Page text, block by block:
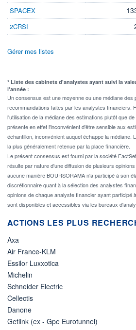
SPACEX
2CRSI
Gérer mes listes
* Liste des cabinets d'analystes ayant suivi la
l'année :
Un consensus est une moyenne ou une médiane des
recommandations faites par les analystes financiers.
l'utilisation de la médiane des estimations plutôt que
présente en effet l'inconvénient d'être sensible aux
échantillon, inconvénient auquel échappe la médiane.
la plus généralement retenue par la place financière.
Le présent consensus est fourni par la société
résulte par nature d'une diffusion de plusieurs
aucune manière BOURSORAMA n'a participé à son
discrétionnaire quant à la sélection des analystes
opinions de chaque analyste financier ayant participé
sont disponibles et accessibles via les bureaux
ACTIONS LES PLUS
Axa
Air France-KLM
Essilor Luxxotica
Michelin
Schneider Electric
Cellectis
Danone
Getlink (ex - Gpe Eurotunnel)